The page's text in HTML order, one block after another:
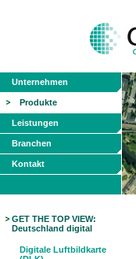
Unternehmen
Produkte
Leistungen
Branchen
Kontakt
GET THE TOP VIEW:
Deutschland digital
Digitale Luftbildkarte